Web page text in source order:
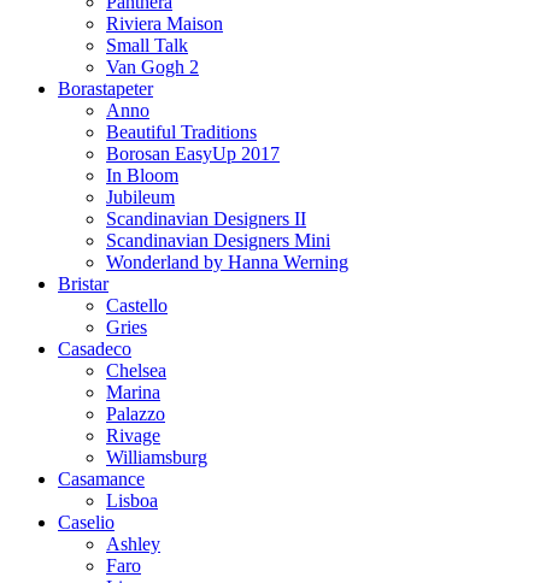
Riviera Maison
Small Talk
Van Gogh 2
Borastapeter
Anno
Beautiful Traditions
Borosan EasyUp 2017
In Bloom
Jubileum
Scandinavian Designers II
Scandinavian Designers Mini
Wonderland by Hanna Werning
Bristar
Castello
Gries
Casadeco
Chelsea
Marina
Palazzo
Rivage
Williamsburg
Casamance
Lisboa
Caselio
Ashley
Faro